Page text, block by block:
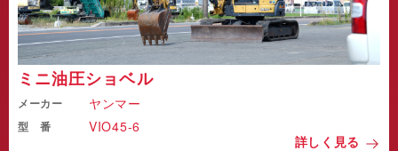
ミニ油圧ショベル
メーカー ヤンマー
型 番 VIO45-6
詳しく見る